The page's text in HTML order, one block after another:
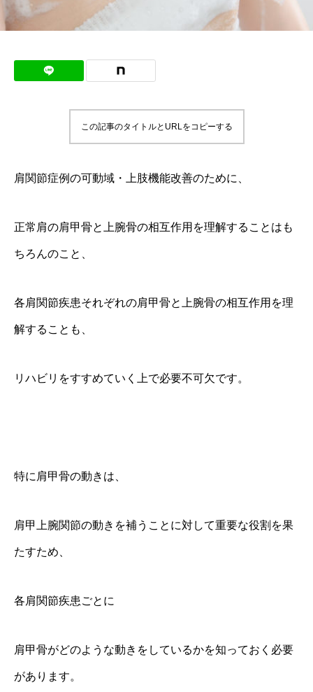
この記事のタイトルとURLをコピーする
肩関節症例の可動域・上肢機能改善のために、
正常肩の肩甲骨と上腕骨の相互作用を理解することはも
ちろんのこと、
各肩関節疾患それぞれの肩甲骨と上腕骨の相互作用を理
解することも、
リハビリをすすめていく上で必要不可欠です。
特に肩甲骨の動きは、
肩甲上腕関節の動きを補うことに対して重要な役割を果
たすため、
各肩関節疾患ごとに
肩甲骨がどのような動きをしているかを知っておく必要
があります。